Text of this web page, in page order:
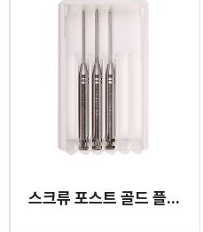
스크류 포스트 골드 플라티드 드릴 (3pcs)